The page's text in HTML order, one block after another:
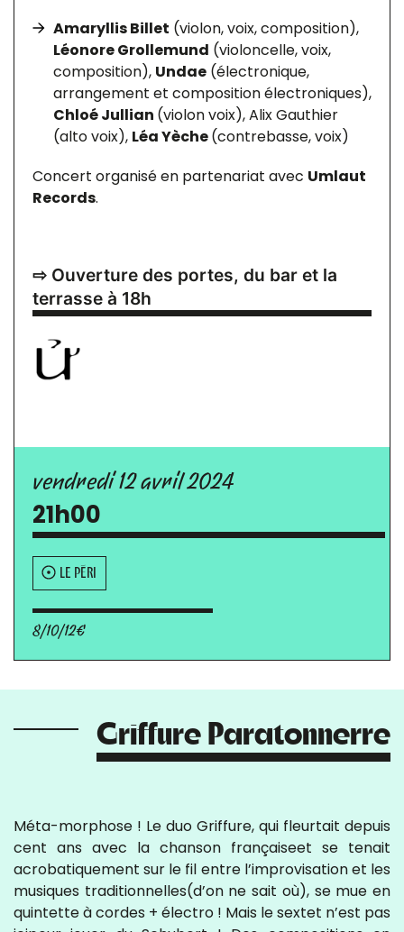
Amaryllis Billet (violon, voix, composition),
Léonore Grollemund (violoncelle, voix,
composition), Undae (électronique,
arrangement et composition électroniques),
Chloé Jullian (violon voix), Alix Gauthier
(alto voix), Léa Yèche(contrebasse, voix)
Concert organisé en partenariat avec Umlaut
Records.
⇨ Ouverture des portes, du bar et la
terrasse à 18h
vendredi 12 avril 2024
21h00
LE PÉRI
8/10/12€
Griffure Paratonnerre
Méta-morphose ! Le duo Griffure, qui fleurtait depuis
cent ans avec la chanson françaiseet se tenait
acrobatiquement sur le fil entre l’improvisation et les
musiques traditionnelles(d’on ne sait où), se mue en
quintette à cordes + électro ! Mais le sextet n’est pas